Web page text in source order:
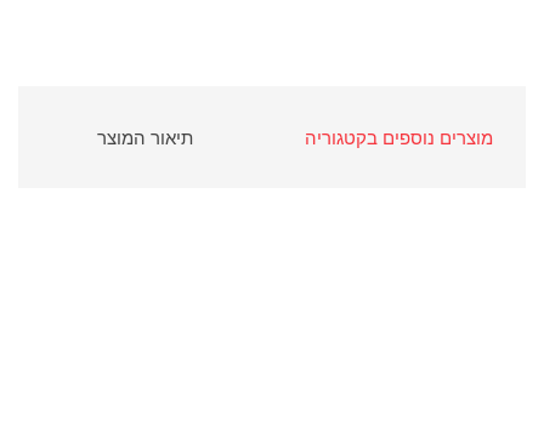
מוצרים נוספים בקטגוריה תיאור המוצר